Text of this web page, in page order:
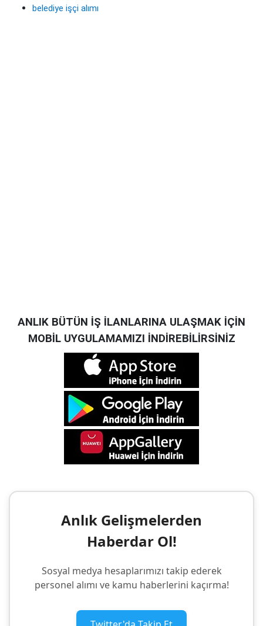
belediye işçi alımı
ANLIK BÜTÜN İŞ İLANLARINA ULAŞMAK İÇİN
MOBİL UYGULAMAMIZI İNDİREBİLİRSİNİZ
Anlık Gelişmelerden
Haberdar Ol!
Sosyal medya hesaplarımızı takip ederek
personel alımı ve kamu haberlerini kaçırma!